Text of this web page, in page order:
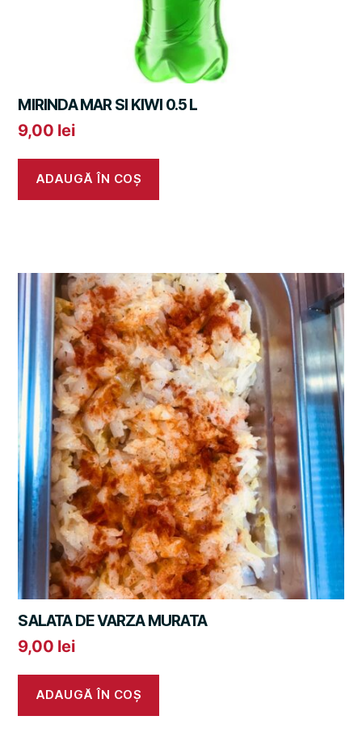
MIRINDA MAR SI KIWI 0.5 L
9,00 lei
ADAUGĂ ÎN COȘ
SALATA DE VARZA MURATA
9,00 lei
ADAUGĂ ÎN COȘ